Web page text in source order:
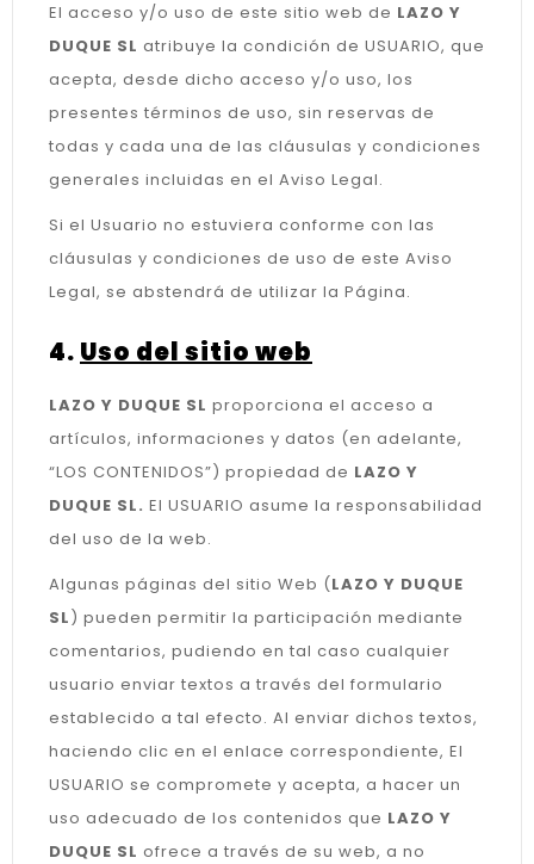
El acceso y/o uso de este sitio web de LAZO Y
DUQUE SL atribuye la condición de USUARIO, que
acepta, desde dicho acceso y/o uso, los
presentes términos de uso, sin reservas de
todas y cada una de las cláusulas y condiciones
generales incluidas en el Aviso Legal.
Si el Usuario no estuviera conforme con las
cláusulas y condiciones de uso de este Aviso
Legal, se abstendrá de utilizar la Página.
4. Uso del sitio web
LAZO Y DUQUE SL proporciona el acceso a
artículos, informaciones y datos (en adelante,
“LOS CONTENIDOS”) propiedad de LAZO Y
DUQUE SL. El USUARIO asume la responsabilidad
del uso de la web.
Algunas páginas del sitio Web (LAZO Y DUQUE
SL) pueden permitir la participación mediante
comentarios, pudiendo en tal caso cualquier
usuario enviar textos a través del formulario
establecido a tal efecto. Al enviar dichos textos,
haciendo clic en el enlace correspondiente, El
USUARIO se compromete y acepta, a hacer un
uso adecuado de los contenidos que LAZO Y
DUQUE SL ofrece a través de su web, a no